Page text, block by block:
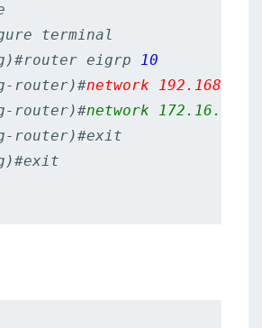
terminal
eigrp 10
router)#network 192.168.0.0
router)#network 172.16.0.0
router)#exit